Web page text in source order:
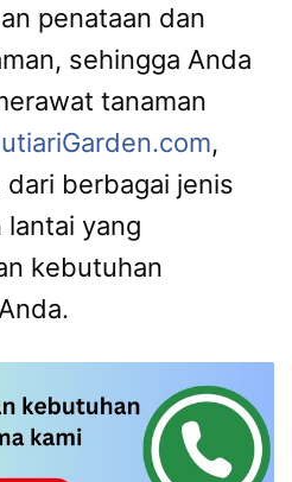
penataan dan
sehingga Anda
tanaman
,
berbagai jenis
lantai yang
kebutuhan